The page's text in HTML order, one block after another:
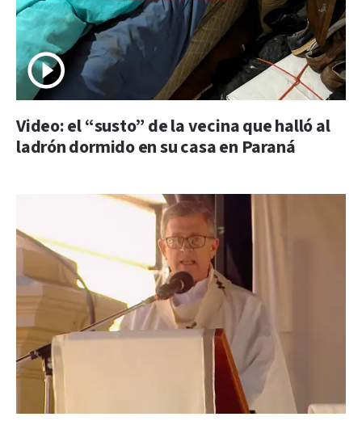
Video: el “susto” de la vecina que halló al
ladrón dormido en su casa en Paraná